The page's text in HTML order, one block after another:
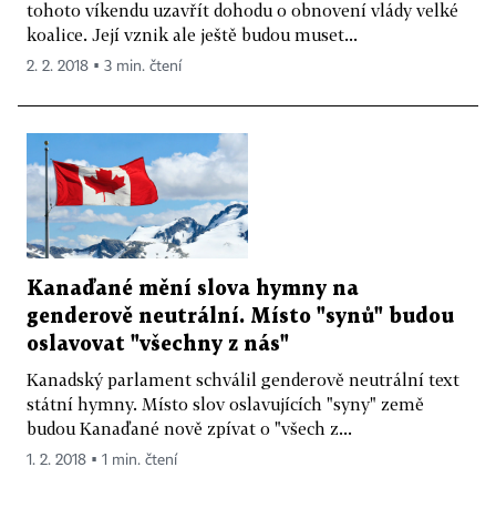
tohoto víkendu uzavřít dohodu o obnovení vlády velké
koalice. Její vznik ale ještě budou muset...
2. 2. 2018 ▪ 3 min. čtení
Kanaďané mění slova hymny na
genderově neutrální. Místo "synů" budou
oslavovat "všechny z nás"
Kanadský parlament schválil genderově neutrální text
státní hymny. Místo slov oslavujících "syny" země
budou Kanaďané nově zpívat o "všech z...
1. 2. 2018 ▪ 1 min. čtení